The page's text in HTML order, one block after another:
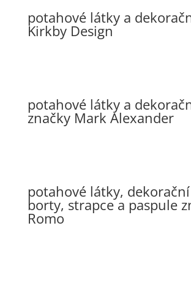
potahové látky a
Kirkby Design
potahové látky a
značky Mark Alexander
potahové látky,
borty, strapce a paspule
Romo